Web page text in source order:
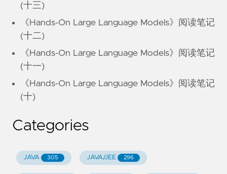
(十三)
《Hands-On Large Language Models》阅读笔记
(十二)
《Hands-On Large Language Models》阅读笔记
(十一)
《Hands-On Large Language Models》阅读笔记
(十)
Categories
JAVA 305 JAVA/JEE 296